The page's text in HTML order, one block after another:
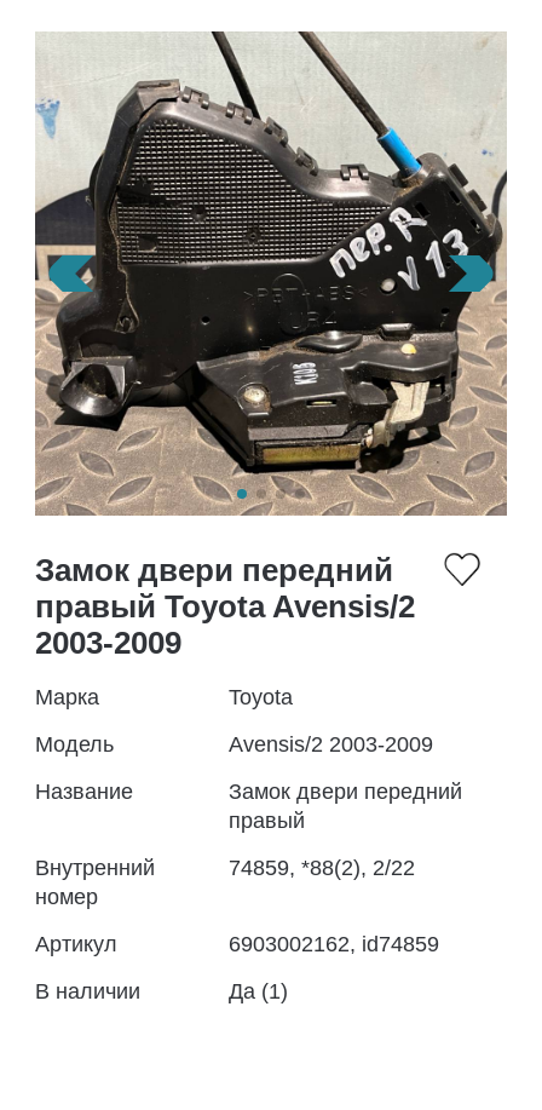
Замок двери передний
правый Toyota Avensis/2
2003-2009
Марка
Toyota
Модель
Avensis/2 2003-2009
Название
Замок двери передний
правый
Внутренний
номер
74859, *88(2), 2/22
Артикул
6903002162, id74859
В наличии
Да (1)